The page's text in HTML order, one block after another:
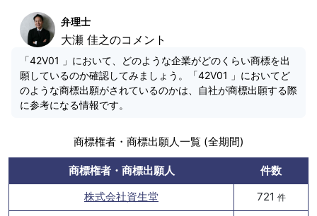
弁理士
大瀬 佳之のコメント
「42V01 」において、どのような企業がどのくらい商標を出
願しているのか確認してみましょう。「42V01 」においてど
のような商標出願がされているのかは、自社が商標出願する際
に参考になる情報です。
商標権者・商標出願人一覧 (全期間)
商標権者・商標出願人
件数
株式会社資生堂
721 件